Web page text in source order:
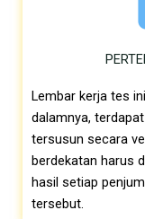
Lembar kerja tes
dalamnya,
tersusun secara
berdekatan harus
hasil setiap
tersebut.